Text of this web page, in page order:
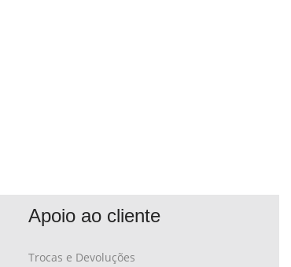
Apoio ao cliente
Trocas e Devoluções